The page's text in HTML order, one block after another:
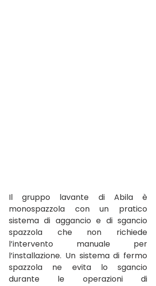
Il gruppo lavante di Abila è
monospazzola con un pratico
sistema di aggancio e di sgancio
spazzola che non richiede
l’intervento manuale per
l’installazione. Un sistema di fermo
spazzola ne evita lo sgancio
durante le operazioni di